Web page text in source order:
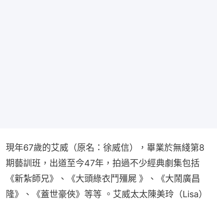
現年67歲的艾威（原名：徐威信），畢業於無綫第8
期藝訓班，出道至今47年，拍過不少經典劇集包括
《新紮師兄》、《大頭綠衣鬥殭屍 》、《大鬧廣昌
隆》、《蓋世豪俠》等等 。艾威太太陳美玲（Lisa）